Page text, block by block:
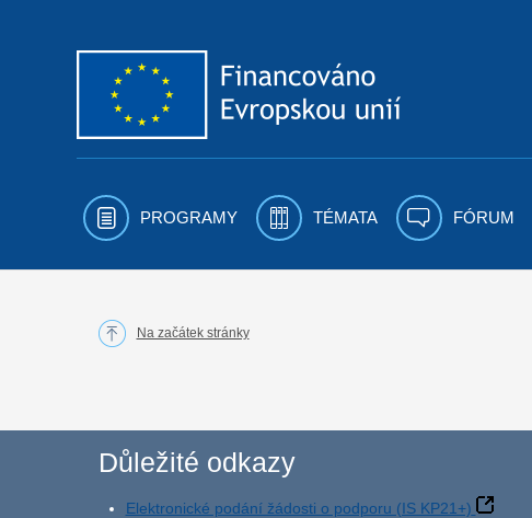
PROGRAMY TÉMATA FÓRUM
Na začátek stránky
Důležité odkazy
Elektronické podání žádosti o podporu (IS KP21+)